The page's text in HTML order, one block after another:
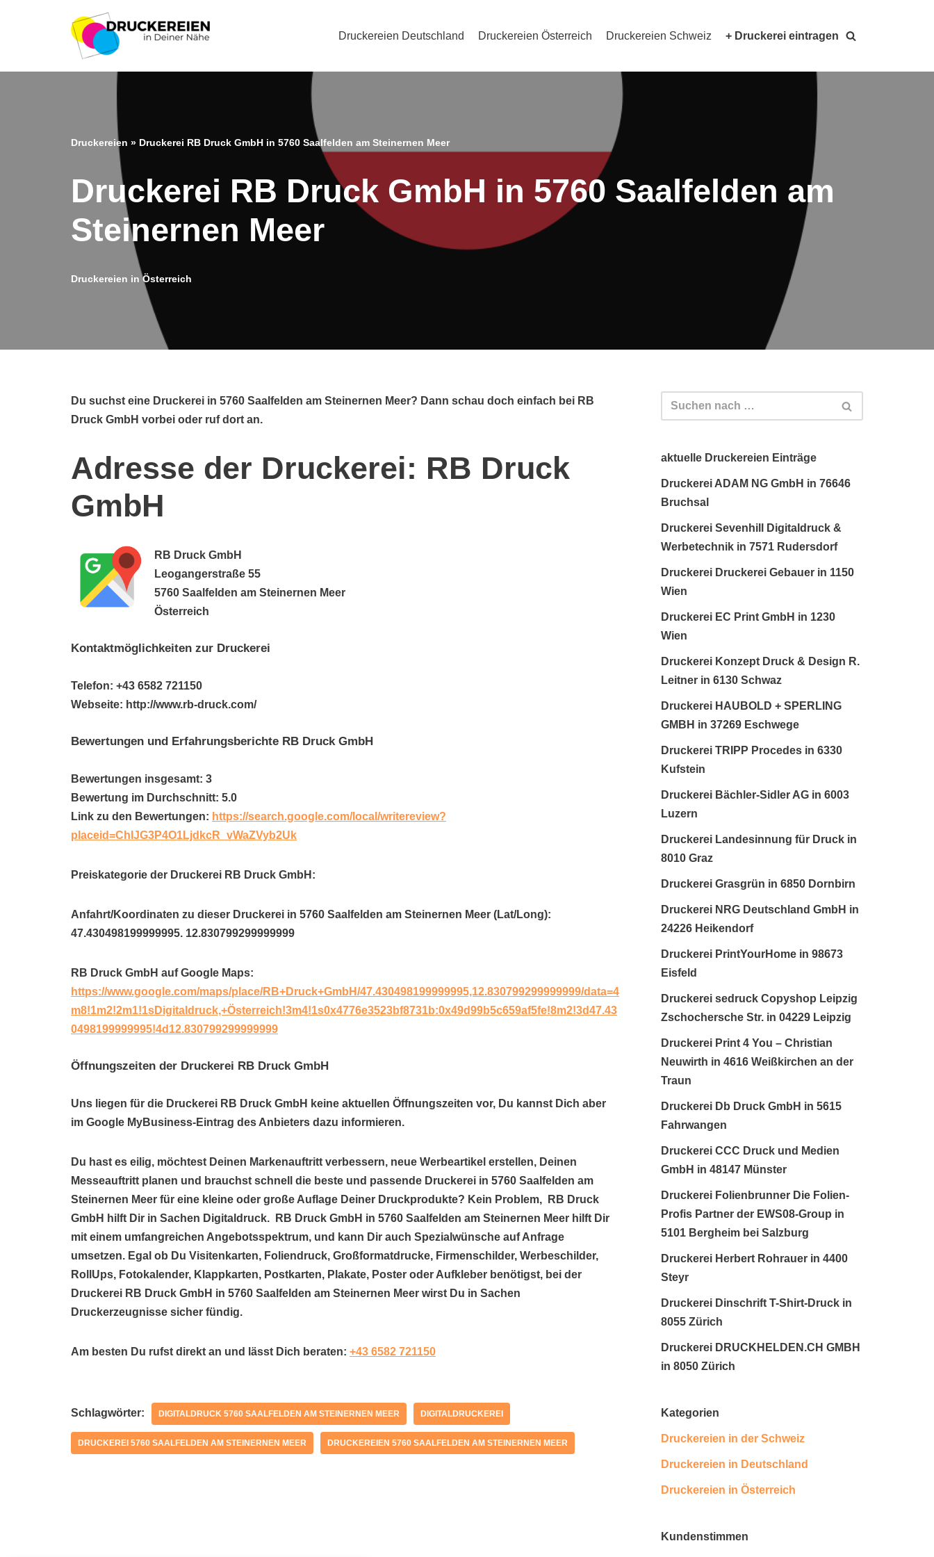
Druckereien Deutschland Druckereien Österreich Druckereien Schweiz + Druckerei eintragen
Druckereien » Druckerei RB Druck GmbH in 5760 Saalfelden am Steinernen Meer
Druckerei RB Druck GmbH in 5760 Saalfelden am
Steinernen Meer
Druckereien in Österreich
Du suchst eine Druckerei in 5760 Saalfelden am Steinernen Meer? Dann schau doch einfach bei RB
Druck GmbH vorbei oder ruf dort an.
Adresse der Druckerei: RB Druck
GmbH
RB Druck GmbH
Leogangerstraße 55
5760 Saalfelden am Steinernen Meer
Österreich
Kontaktmöglichkeiten zur Druckerei
Telefon: +43 6582 721150
Webseite: http://www.rb-druck.com/
Bewertungen und Erfahrungsberichte RB Druck GmbH
Bewertungen insgesamt: 3
Bewertung im Durchschnitt: 5.0
Link zu den Bewertungen: https://search.google.com/local/writereview?
placeid=ChIJG3P4O1LjdkcR_vWaZVyb2Uk
Preiskategorie der Druckerei RB Druck GmbH:
Anfahrt/Koordinaten zu dieser Druckerei in 5760 Saalfelden am Steinernen Meer (Lat/Long):
47.430498199999995. 12.830799299999999
RB Druck GmbH auf Google Maps:
https://www.google.com/maps/place/RB+Druck+GmbH/47.430498199999995,12.830799299999999/data=4
m8!1m2!2m1!1sDigitaldruck,+Österreich!3m4!1s0x4776e3523bf8731b:0x49d99b5c659af5fe!8m2!3d47.43
0498199999995!4d12.830799299999999
Öffnungszeiten der Druckerei RB Druck GmbH
Uns liegen für die Druckerei RB Druck GmbH keine aktuellen Öffnungszeiten vor, Du kannst Dich aber
im Google MyBusiness-Eintrag des Anbieters dazu informieren.
Du hast es eilig, möchtest Deinen Markenauftritt verbessern, neue Werbeartikel erstellen, Deinen
Messeauftritt planen und brauchst schnell die beste und passende Druckerei in 5760 Saalfelden am
Steinernen Meer für eine kleine oder große Auflage Deiner Druckprodukte? Kein Problem, RB Druck
GmbH hilft Dir in Sachen Digitaldruck. RB Druck GmbH in 5760 Saalfelden am Steinernen Meer hilft Dir
mit einem umfangreichen Angebotsspektrum, und kann Dir auch Spezialwünsche auf Anfrage
umsetzen. Egal ob Du Visitenkarten, Foliendruck, Großformatdrucke, Firmenschilder, Werbeschilder,
RollUps, Fotokalender, Klappkarten, Postkarten, Plakate, Poster oder Aufkleber benötigst, bei der
Druckerei RB Druck GmbH in 5760 Saalfelden am Steinernen Meer wirst Du in Sachen
Druckerzeugnisse sicher fündig.
Am besten Du rufst direkt an und lässt Dich beraten: +43 6582 721150
Schlagwörter: DIGITALDRUCK 5760 SAALFELDEN AM STEINERNEN MEER DIGITALDRUCKEREI
DRUCKEREI 5760 SAALFELDEN AM STEINERNEN MEER DRUCKEREIEN 5760 SAALFELDEN AM STEINERNEN MEER
aktuelle Druckereien Einträge
Druckerei ADAM NG GmbH in 76646
Bruchsal
Druckerei Sevenhill Digitaldruck &
Werbetechnik in 7571 Rudersdorf
Druckerei Druckerei Gebauer in 1150
Wien
Druckerei EC Print GmbH in 1230
Wien
Druckerei Konzept Druck & Design R.
Leitner in 6130 Schwaz
Druckerei HAUBOLD + SPERLING
GMBH in 37269 Eschwege
Druckerei TRIPP Procedes in 6330
Kufstein
Druckerei Bächler-Sidler AG in 6003
Luzern
Druckerei Landesinnung für Druck in
8010 Graz
Druckerei Grasgrün in 6850 Dornbirn
Druckerei NRG Deutschland GmbH in
24226 Heikendorf
Druckerei PrintYourHome in 98673
Eisfeld
Druckerei sedruck Copyshop Leipzig
Zschochersche Str. in 04229 Leipzig
Druckerei Print 4 You – Christian
Neuwirth in 4616 Weißkirchen an der
Traun
Druckerei Db Druck GmbH in 5615
Fahrwangen
Druckerei CCC Druck und Medien
GmbH in 48147 Münster
Druckerei Folienbrunner Die Folien-
Profis Partner der EWS08-Group in
5101 Bergheim bei Salzburg
Druckerei Herbert Rohrauer in 4400
Steyr
Druckerei Dinschrift T-Shirt-Druck in
8055 Zürich
Druckerei DRUCKHELDEN.CH GMBH
in 8050 Zürich
Kategorien
Druckereien in der Schweiz
Druckereien in Deutschland
Druckereien in Österreich
Kundenstimmen